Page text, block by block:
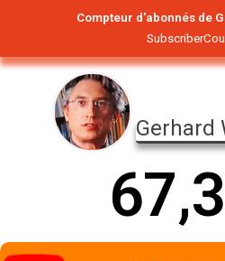
Compteur d'abonnés de
Gerhard
67,3